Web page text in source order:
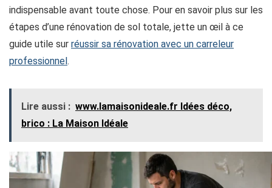
indispensable avant toute chose. Pour en savoir plus sur les
étapes d’une rénovation de sol totale, jette un œil à ce
guide utile sur réussir sa rénovation avec un carreleur
professionnel .
Lire aussi : www.lamaisonideale.fr​ Idées déco,
brico : La Maison Idéale